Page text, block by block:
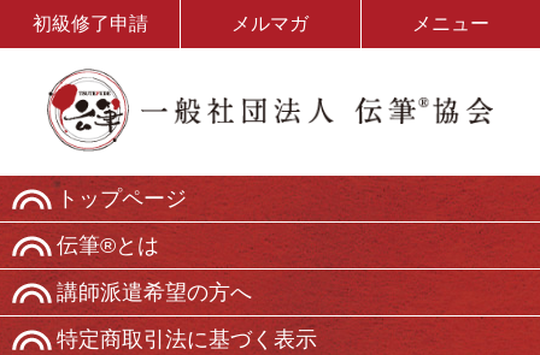
初級修了申請 メルマガ メニュー
トップページ
伝筆®とは
講師派遣希望の方へ
特定商取引法に基づく表示